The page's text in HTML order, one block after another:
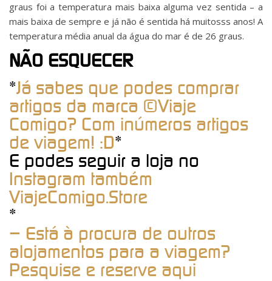
graus foi a temperatura mais baixa alguma vez sentida – a
mais baixa de sempre e já não é sentida há muitosss anos! A
temperatura média anual da água do mar é de 26 graus.
NÃO ESQUECER
*Já sabes que podes comprar
artigos da marca ©Viaje
Comigo? Com inúmeros artigos
de viagem! :D*
E podes seguir a loja no
Instagram também
ViajeComigo.Store
*
– Está à procura de outros
alojamentos para a viagem?
Pesquise e reserve aqui